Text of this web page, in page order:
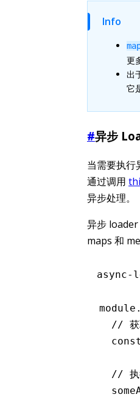
Info
更
出
它
#异步
当需要执行
通过调用
异步处理。
异步 loader
maps 和
async-
module .
// 获
  const
// 执